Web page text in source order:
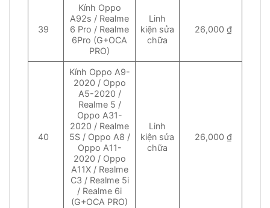
39
Kính Oppo
A92s / Realme
6 Pro / Realme
6Pro (G+OCA
PRO)
Linh
kiện sửa
chữa
26,000 ₫
40
Kính Oppo A9-
2020 / Oppo
A5-2020 /
Realme 5 /
Oppo A31-
2020 / Realme
5S / Oppo A8 /
Oppo A11-
2020 / Oppo
A11X / Realme
C3 / Realme 5i
/ Realme 6i
(G+OCA PRO)
Linh
kiện sửa
chữa
26,000 ₫